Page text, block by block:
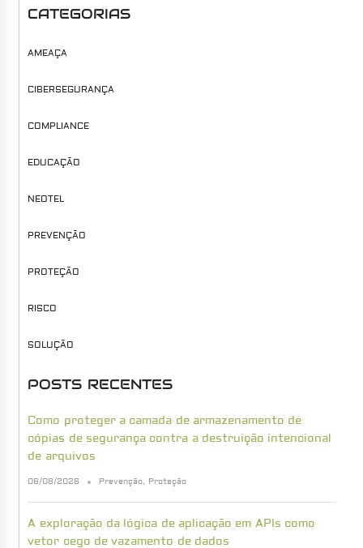
CATEGORIAS
AMEAÇA
CIBERSEGURANÇA
COMPLIANCE
EDUCAÇÃO
NEOTEL
PREVENÇÃO
PROTEÇÃO
RISCO
SOLUÇÃO
POSTS RECENTES
Como proteger a camada de armazenamento de
cópias de segurança contra a destruição intencional
de arquivos
06/08/2026 Prevenção, Proteção
A exploração da lógica de aplicação em APIs como
vetor cego de vazamento de dados